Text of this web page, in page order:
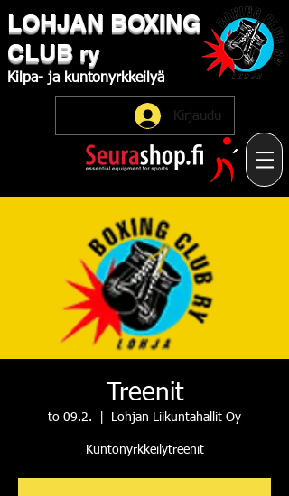
LOHJAN ​BOXING
CLUB ry
Kilpa- ja kuntonyrkkeilyä
Kirjaudu
Treenit
to 09.2. Lohjan Liikuntahallit Oy
Kuntonyrkkeilytreenit